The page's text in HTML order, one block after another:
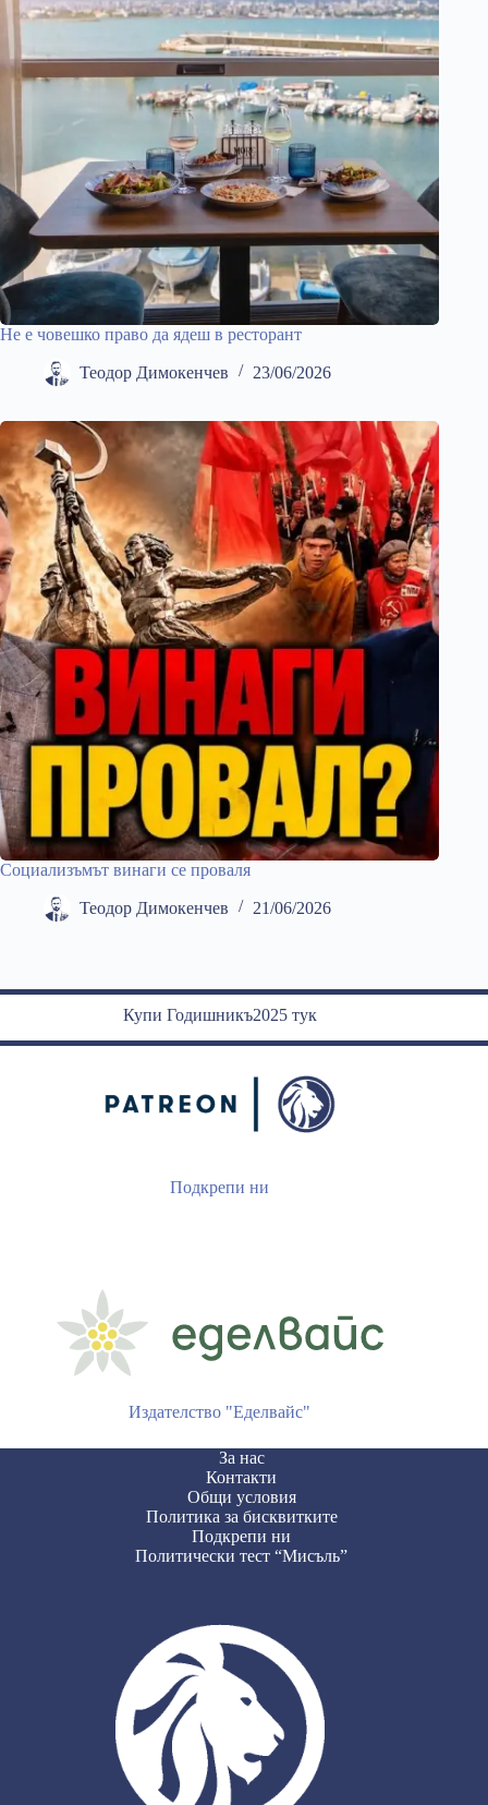
Не е човешко право да ядеш в ресторант
Теодор Димокенчев 23/06/2026
Социализъмът винаги се проваля
Теодор Димокенчев 21/06/2026
Купи Годишникъ2025 тук
Подкрепи ни
Издателство "Еделвайс"
За нас
Контакти
Общи условия
Политика за бисквитките
Подкрепи ни
Политически тест “Мисъль”